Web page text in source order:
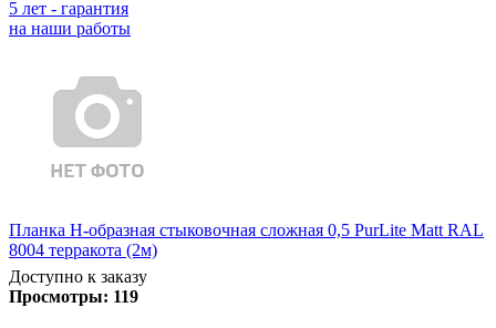
5 лет - гарантия
на наши работы
Планка Н-образная стыковочная сложная 0,5 PurLite Matt RAL
8004 терракота (2м)
Доступно к заказу
Просмотры: 119